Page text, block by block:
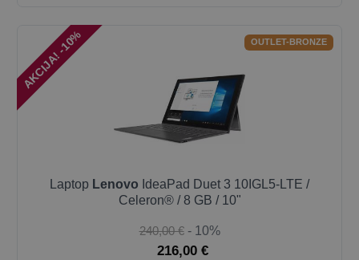
AKCIJA! -10% OUTLET-BRONZE
Laptop Lenovo IdeaPad Duet 3 10IGL5-LTE /
Celeron® / 8 GB / 10"
240,00 € - 10%
216,00 €